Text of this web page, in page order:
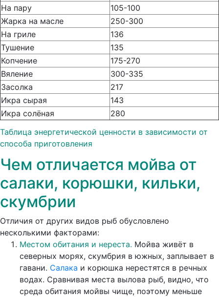
Таблица энергетической ценности в зависимости от
способа приготовления
На пару
105-100
Жарка на масле
250-300
На гриле
136
Тушение
135
Копчение
175-270
Вяление
300-335
Засолка
217
Икра сырая
143
Икра солёная
280
Чем отличается мойва от
салаки, корюшки, кильки,
скумбрии
Отличия от других видов рыб обусловлено
несколькими факторами:
Местом обитания и нереста. Мойва живёт в
северных морях, скумбрия в южных, заплывает в
гавани. Салака и корюшка нерестятся в речных
водах. Сравнивая места вылова рыб, видно, что
среда обитания мойвы чище, поэтому меньше